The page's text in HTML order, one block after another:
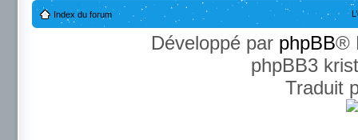
Index du forum
Développé par phpBB®
phpBB3
Traduit